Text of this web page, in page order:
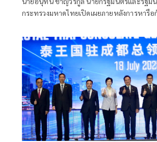
กระทรวงมหาดไทยเปิดเผยภายหลังการหารื
เฉพาะความพร้อมด้านสาธารณูปโภคพื้นฐาน
ได้จริง